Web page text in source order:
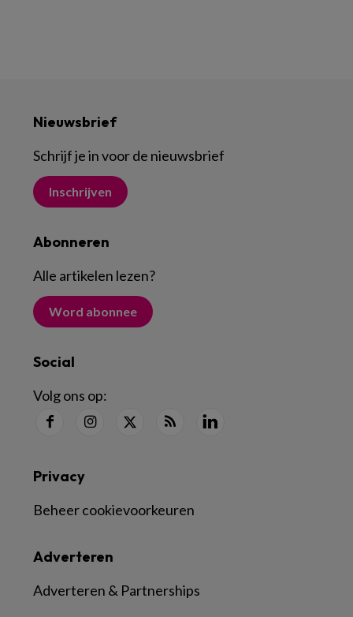
Nieuwsbrief
Schrijf je in voor de nieuwsbrief
Inschrijven
Abonneren
Alle artikelen lezen?
Word abonnee
Social
Volg ons op:
Adverteren
Adverteren & Partnerships
Privacy
Beheer cookievoorkeuren